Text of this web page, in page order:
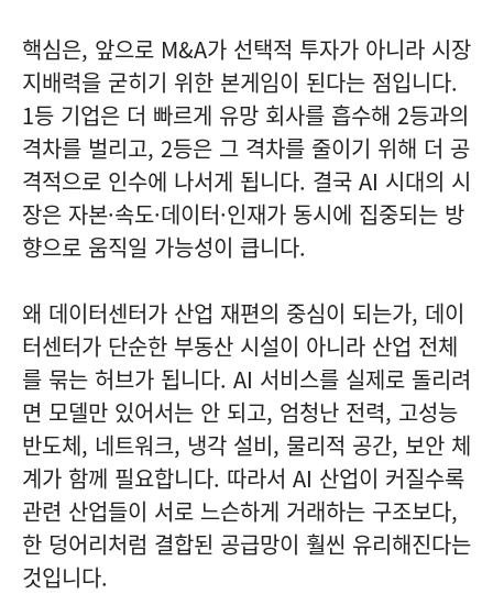
핵심은, 앞으로 M&A가 선택적 투자가 아니라 시장
지배력을 굳히기 위한 본게임이 된다는 점입니다.
1등 기업은 더 빠르게 유망 회사를 흡수해 2등과의
격차를 벌리고, 2등은 그 격차를 줄이기 위해 더 공
격적으로 인수에 나서게 됩니다. 결국 AI 시대의 시
장은 자본·속도·데이터·인재가 동시에 집중되는 방
향으로 움직일 가능성이 큽니다.
왜 데이터센터가 산업 재편의 중심이 되는가, 데이
터센터가 단순한 부동산 시설이 아니라 산업 전체
를 묶는 허브가 됩니다. AI 서비스를 실제로 돌리려
면 모델만 있어서는 안 되고, 엄청난 전력, 고성능
반도체, 네트워크, 냉각 설비, 물리적 공간, 보안 체
계가 함께 필요합니다. 따라서 AI 산업이 커질수록
관련 산업들이 서로 느슨하게 거래하는 구조보다,
한 덩어리처럼 결합된 공급망이 훨씬 유리해진다는
것입니다.